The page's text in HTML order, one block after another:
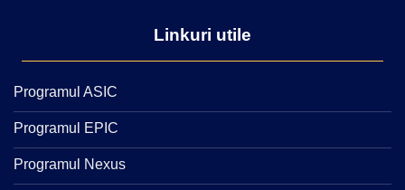
Linkuri utile
Programul ASIC
Programul EPIC
Programul Nexus